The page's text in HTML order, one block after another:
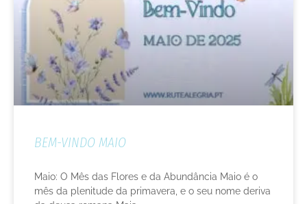
BEM-VINDO MAIO
Maio: O Mês das Flores e da Abundância Maio é o
mês da plenitude da primavera, e o seu nome deriva